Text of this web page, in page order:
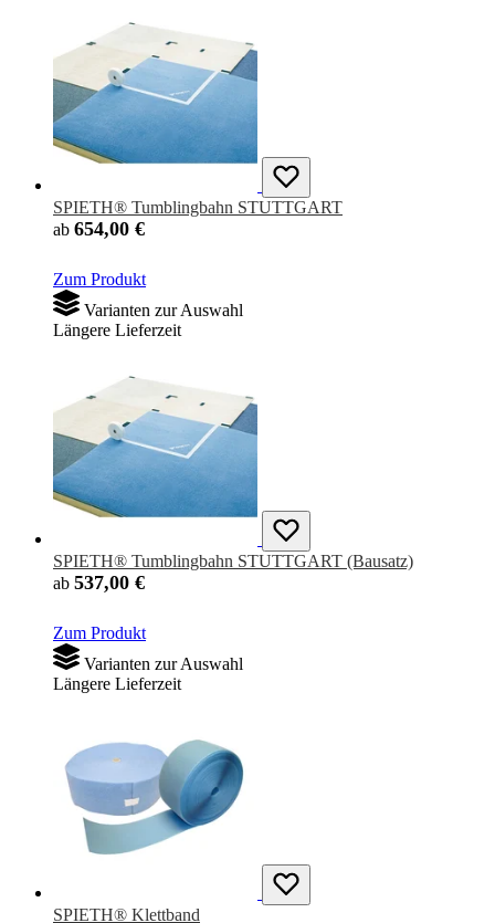
SPIETH® Tumblingbahn STUTTGART
ab 654,00 €
Zum Produkt
Varianten zur Auswahl
Längere Lieferzeit
SPIETH® Tumblingbahn STUTTGART (Bausatz)
ab 537,00 €
Zum Produkt
Varianten zur Auswahl
Längere Lieferzeit
SPIETH® Klettband